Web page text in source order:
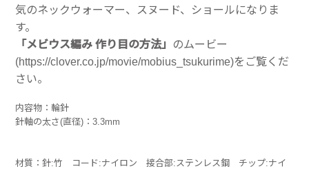
気のネックウォーマー、スヌード、ショールになりま
す。
「メビウス編み 作り目の方法」 のムービー
(https://clover.co.jp/movie/mobius_tsukurime)をご覧くだ
さい。
内容物：輪針
針軸の太さ(直径)：3.3mm
材質：針:竹 コード:ナイロン 接合部:ステンレス鋼 チップ:ナイ